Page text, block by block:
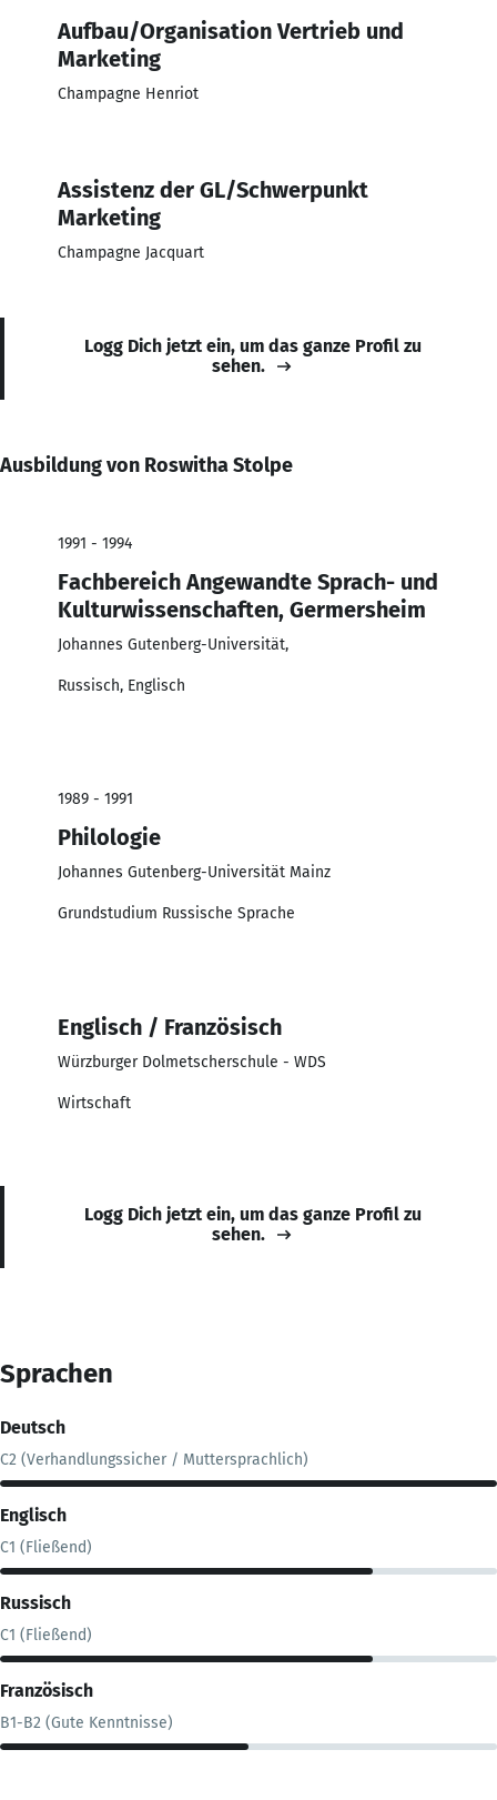
Aufbau/Organisation Vertrieb und
Marketing
Champagne Henriot
Assistenz der GL/Schwerpunkt
Marketing
Champagne Jacquart
Logg Dich jetzt ein, um das ganze Profil zu
sehen.
Ausbildung von Roswitha Stolpe
1991 - 1994
Fachbereich Angewandte Sprach- und
Kulturwissenschaften, Germersheim
Johannes Gutenberg-Universität,
Russisch, Englisch
1989 - 1991
Philologie
Johannes Gutenberg-Universität Mainz
Grundstudium Russische Sprache
Englisch / Französisch
Würzburger Dolmetscherschule - WDS
Wirtschaft
Logg Dich jetzt ein, um das ganze Profil zu
sehen.
Sprachen
Deutsch
C2 (Verhandlungssicher / Muttersprachlich)
Englisch
C1 (Fließend)
Russisch
C1 (Fließend)
Französisch
B1-B2 (Gute Kenntnisse)